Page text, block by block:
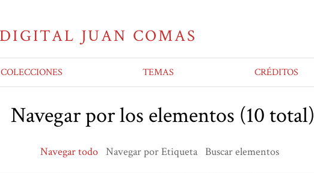
COLECCIONES TEMAS CRÉDITOS
Navegar por los elementos (10 total)
Navegar todo Navegar por Etiqueta Buscar elementos